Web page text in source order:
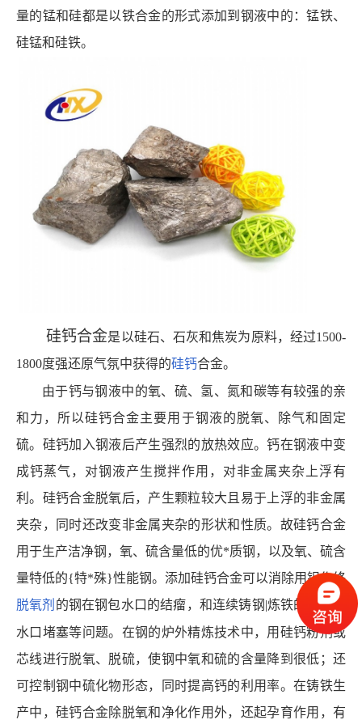
量的锰和硅都是以铁合金的形式添加到钢液中的：锰铁、
硅锰和硅铁。
硅钙合金是以硅石、石灰和焦炭为原料，经过1500-
1800度强还原气氛中获得的硅钙合金。
由于钙与钢液中的氧、硫、氢、氮和碳等有较强的亲
和力，所以硅钙合金主要用于钢液的脱氧、除气和固定
硫。硅钙加入钢液后产生强烈的放热效应。钙在钢液中变
成钙蒸气，对钢液产生搅拌作用，对非金属夹杂上浮有
利。硅钙合金脱氧后，产生颗粒较大且易于上浮的非金属
夹杂，同时还改变非金属夹杂的形状和性质。故硅钙合金
用于生产洁净钢，氧、硫含量低的优*质钢，以及氧、硫含
量特低的{特*殊}性能钢。添加硅钙合金可以消除用铝作终
脱氧剂 的钢在钢包水口的结瘤，和连续铸钢 |炼铁的
中间罐
水口堵塞等问题。在钢的炉外精炼技术中，用硅钙粉剂或
芯线进行脱氧、脱硫，使钢中氧和硫的含量降到很低；还
可控制钢中硫化物形态，同时提高钙的利用率。在铸铁生
产中，硅钙合金除脱氧和净化作用外，还起孕育作用，有